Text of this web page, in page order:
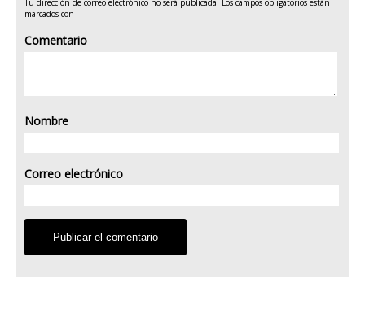
Tu dirección de correo electrónico no será publicada. Los campos obligatorios están
marcados con
Comentario
Nombre
Correo electrónico